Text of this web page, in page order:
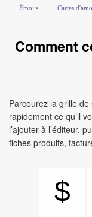
Émojis Cartes
Comment
Parcourez la grille
rapidement ce qu’il
l’ajouter à l’éditeur,
fiches produits,
$